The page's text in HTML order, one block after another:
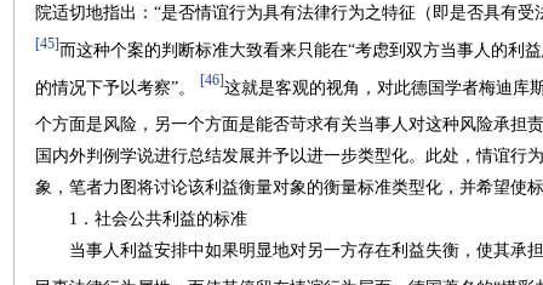
院适切地指出：“是否情谊行为具有法律行为之特征（即是否具有
[45]而这种个案的判断标准大致看来只能在“考虑到双方当事人的利
的情况下予以考察”。 [46] 这就是客观的视角，对此德国学者梅迪库
个方面是风险，另一个方面是能否苛求有关当事人对这种风险承担
国内外判例学说进行总结发展并予以进一步类型化。此处，情谊行
象，笔者力图将讨论该利益衡量对象的衡量标准类型化，并希望使
1．社会公共利益的标准
当事人利益安排中如果明显地对另一方存在利益失衡，使其承